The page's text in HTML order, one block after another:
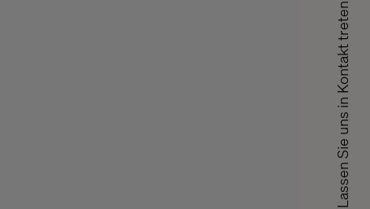
Lassen Sie uns in Kontakt treten